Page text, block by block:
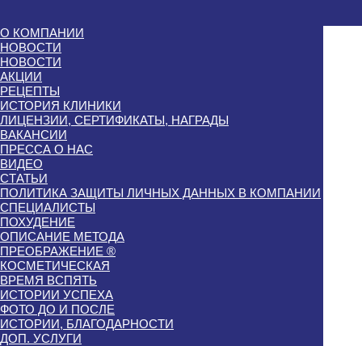
О КОМПАНИИ
НОВОСТИ
НОВОСТИ
АКЦИИ
РЕЦЕПТЫ
ИСТОРИЯ КЛИНИКИ
ЛИЦЕНЗИИ, СЕРТИФИКАТЫ, НАГРАДЫ
ВАКАНСИИ
ПРЕССА О НАС
ВИДЕО
СТАТЬИ
ПОЛИТИКА ЗАЩИТЫ ЛИЧНЫХ ДАННЫХ В КОМПАНИИ
СПЕЦИАЛИСТЫ
ПОХУДЕНИЕ
ОПИСАНИЕ МЕТОДА
ПРЕОБРАЖЕНИЕ ®
КОСМЕТИЧЕСКАЯ
ВРЕМЯ ВСПЯТЬ
ИСТОРИИ УСПЕХА
ФОТО ДО И ПОСЛЕ
ИСТОРИИ, БЛАГОДАРНОСТИ
ДОП. УСЛУГИ